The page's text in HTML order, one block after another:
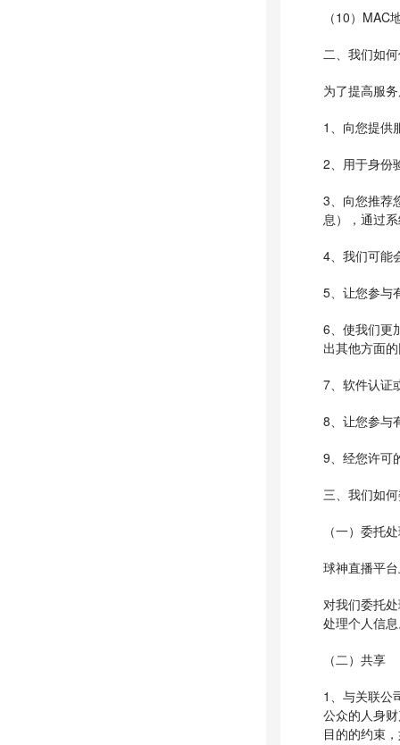
（10）
二、我们如
为了提高服
1、向您提供
2、用于身份
3、向您推荐
息），通过
4、我们可能
5、让您参与
6、使我们更
出其他方面
7、软件认证
8、让您参与
9、经您许可
三、我们如
（一）委托
球神直播平
对我们委托
处理个人信
（二）共享
1、与关联公
公众的人身
目的的约束